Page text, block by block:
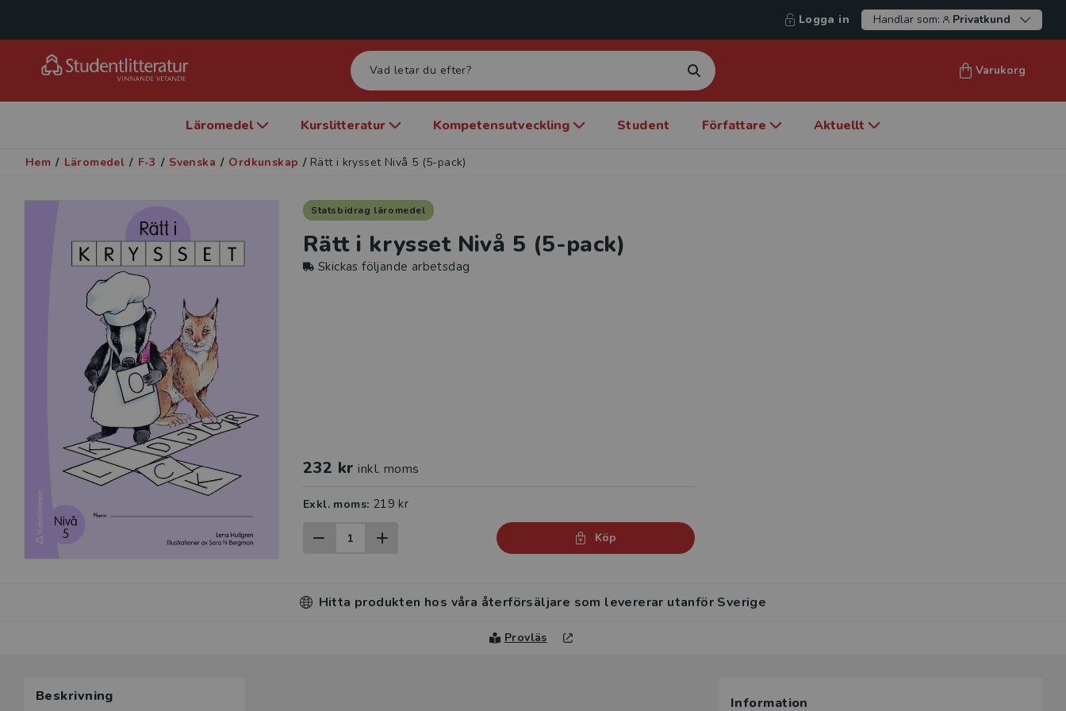
Logga in Handlar som: Privatkund
Varukorg
Läromedel Kurslitteratur Kompetensutveckling Student Författare Aktuellt
Hem / Läromedel / F-3 / Svenska / Ordkunskap / Rätt i krysset Nivå 5 (5-pack)
Statsbidrag läromedel
Rätt i krysset Nivå 5 (5-pack)
Skickas följande arbetsdag
232 kr inkl. moms
Exkl. moms: 219 kr
Köp
Hitta produkten hos våra återförsäljare som levererar utanför Sverige
Provläs
Beskrivning Information